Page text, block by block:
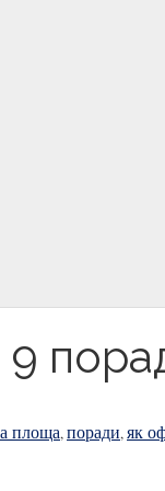
9
площа,поради,як